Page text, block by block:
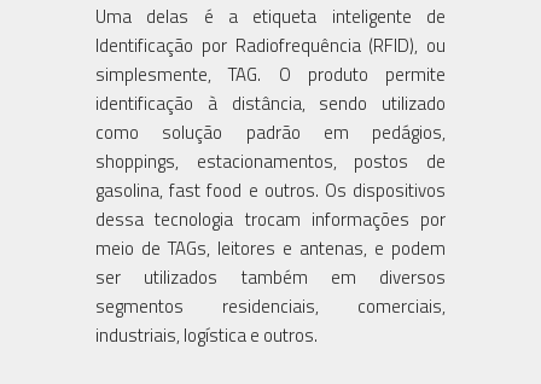
Uma delas é a etiqueta inteligente de
Identificação por Radiofrequência (RFID), ou
simplesmente, TAG. O produto permite
identificação à distância, sendo utilizado
como solução padrão em pedágios,
shoppings, estacionamentos, postos de
gasolina, fast food e outros. Os dispositivos
dessa tecnologia trocam informações por
meio de TAGs, leitores e antenas, e podem
ser utilizados também em diversos
segmentos residenciais, comerciais,
industriais, logística e outros.